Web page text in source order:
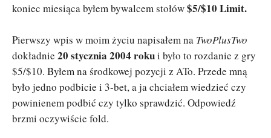
koniec miesiąca byłem bywalcem stołów$5/$10 Limit.
Pierwszy wpis w moim życiu napisałem na TwoPlusTwo
dokładnie 20 stycznia 2004 rokui było to rozdanie z gry
$5/$10. Byłem na środkowej pozycji z ATo. Przede mną
było jedno podbicie i 3-bet, a ja chciałem wiedzieć czy
powinienem podbić czy tylko sprawdzić. Odpowiedź
brzmi oczywiście fold.